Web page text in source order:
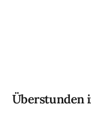
Überstunden